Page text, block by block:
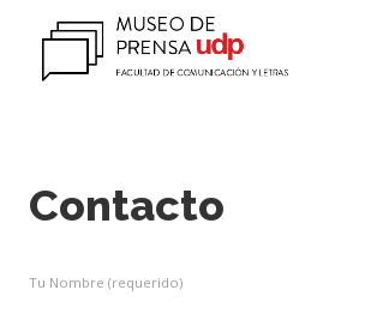
Contacto
Tu Nombre (requerido)